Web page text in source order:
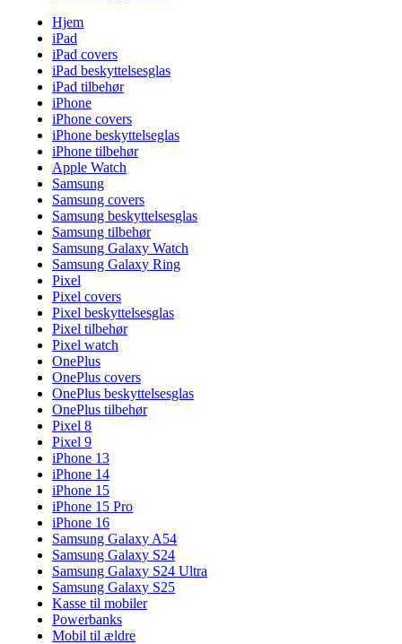
Hjem
iPad
iPad covers
iPad beskyttelsesglas
iPad tilbehør
iPhone
iPhone covers
iPhone beskyttelseglas
iPhone tilbehør
Apple Watch
Samsung
Samsung covers
Samsung beskyttelsesglas
Samsung tilbehør
Samsung Galaxy Watch
Samsung Galaxy Ring
Pixel
Pixel covers
Pixel beskyttelsesglas
Pixel tilbehør
Pixel watch
OnePlus
OnePlus covers
OnePlus beskyttelsesglas
OnePlus tilbehør
Pixel 8
Pixel 9
iPhone 13
iPhone 14
iPhone 15
iPhone 15 Pro
iPhone 16
Samsung Galaxy A54
Samsung Galaxy S24
Samsung Galaxy S24 Ultra
Samsung Galaxy S25
Kasse til mobiler
Powerbanks
Mobil til ældre